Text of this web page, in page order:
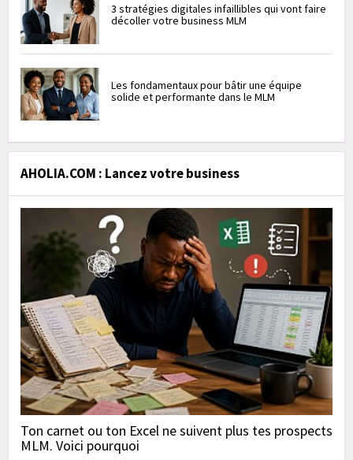
3 stratégies digitales infaillibles qui vont faire
décoller votre business MLM
Les fondamentaux pour bâtir une équipe
solide et performante dans le MLM
AHOLIA.COM : Lancez votre business
Ton carnet ou ton Excel ne suivent plus tes prospects
MLM. Voici pourquoi